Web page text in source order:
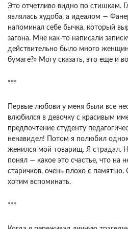
Это отчетливо видно по стишкам.
являлась худоба, а идеалом —
напоминал себе бычка, который
загона. Мне как-то написали
действительно было много
бумаге?» Могу сказать, это еще и
***
Первые любови у меня были все
влюбился в девочку с красивым
предпочтение студенту
ненавидел! Потом я полюбил
женился мой товарищ. Я страдал.
понял — какое это счастье, что на
старичков, очень плохо с
хотим вспоминать.
***